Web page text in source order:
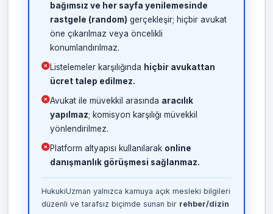
bağımsız ve her sayfa yenilemesinde
rastgele (random) gerçekleşir; hiçbir avukat
öne çıkarılmaz veya öncelikli
konumlandırılmaz.
Listelemeler karşılığında hiçbir avukattan
ücret talep edilmez.
Avukat ile müvekkil arasında aracılık
yapılmaz; komisyon karşılığı müvekkil
yönlendirilmez.
Platform altyapısı kullanılarak online
danışmanlık görüşmesi sağlanmaz.
HukukiUzman yalnızca kamuya açık mesleki bilgileri
düzenli ve tarafsız biçimde sunan bir rehber/dizin